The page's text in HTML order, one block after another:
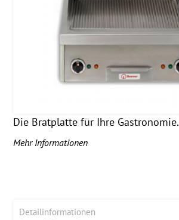
Die Bratplatte für Ihre Gastronomie.
Mehr Informationen
Detailinformationen